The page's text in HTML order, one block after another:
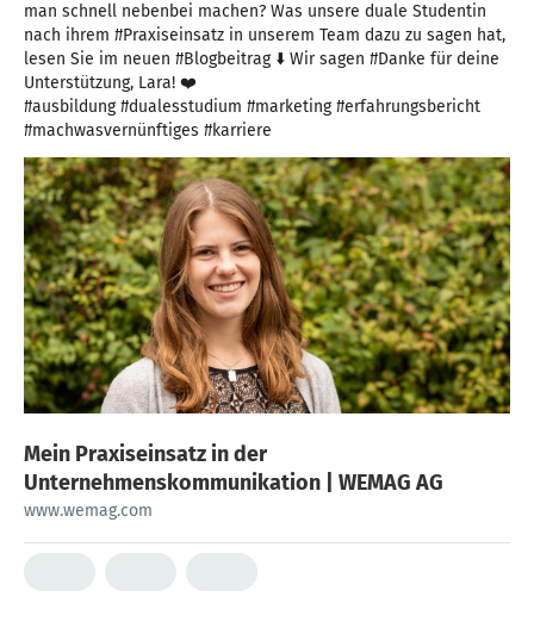
man schnell nebenbei machen? Was unsere duale Studentin
nach ihrem #Praxiseinsatz in unserem Team dazu zu sagen hat,
lesen Sie im neuen #Blogbeitrag ⬇️ Wir sagen #Danke für deine
Unterstützung, Lara! ❤️
#ausbildung #dualesstudium #marketing #erfahrungsbericht
#machwasvernünftiges #karriere
Mein Praxiseinsatz in der
Unternehmenskommunikation | WEMAG AG
www.wemag.com